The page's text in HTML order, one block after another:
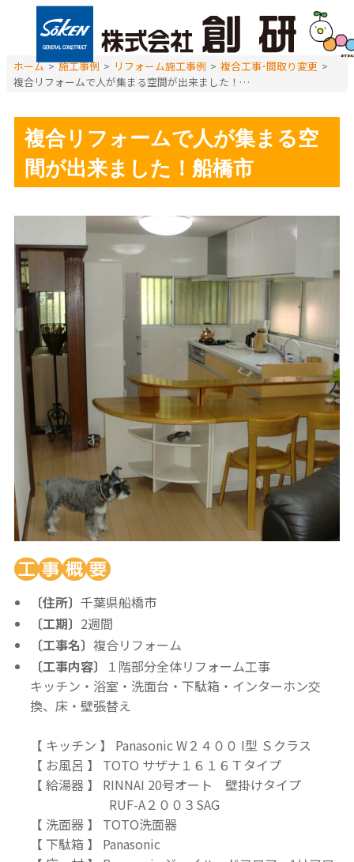
ホーム>施工事例 > リフォーム施工事例 > 複合工事･間取り変更 >
複合リフォームで人が集まる空間が出来ました！船橋市
複合リフォームで人が集まる空
間が出来ました！船橋市
〔住所〕 千葉県船橋市
〔工期〕 2週間
〔工事名〕 複合リフォーム
〔工事内容〕
１階部分全体リフォーム工事
キッチン・浴室・洗面台・下駄箱・インターホン交
換、床・壁張替え
【 キッチン 】 Panasonic W２４００ I型 Ｓクラス
【 お風呂 】 TOTO サザナ１６１６Ｔタイプ
【 給湯器 】 RINNAI 20号オート 壁掛けタイプ
RUF-A２００３SAG
【 洗面器 】 TOTO洗面器
【 下駄箱 】 Panasonic